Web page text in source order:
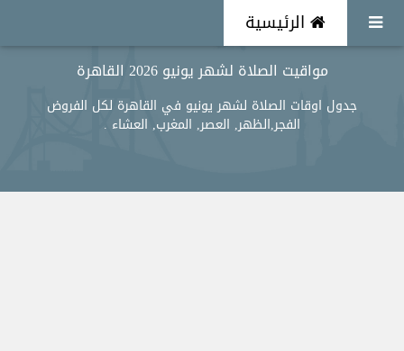
الرئيسية
مواقيت الصلاة لشهر يونيو 2026 القاهرة
جدول اوقات الصلاة لشهر يونيو في القاهرة لكل الفروض
الفجر,الظهر, العصر, المغرب, العشاء .